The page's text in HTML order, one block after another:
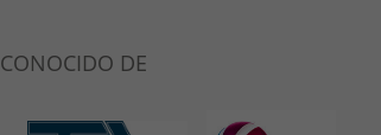
CONOCIDO DE